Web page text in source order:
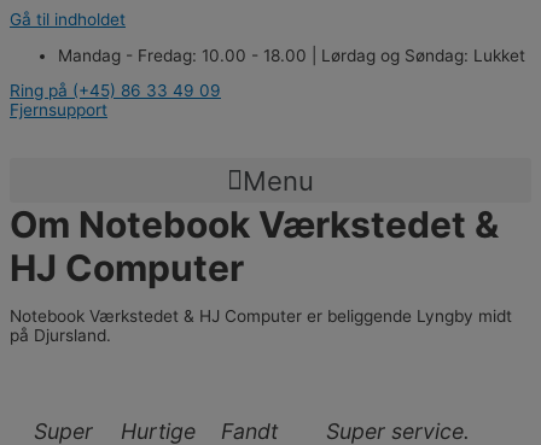
Gå til indholdet
Mandag - Fredag: 10.00 - 18.00 | Lørdag og Søndag: Lukket
Ring på (+45) 86 33 49 09
Fjernsupport
Menu
Om Notebook Værkstedet &
HJ Computer
Notebook Værkstedet​ & HJ Computer er beliggende Lyngby midt
på Djursland.
Super
Hurtige
Fandt
Super service.